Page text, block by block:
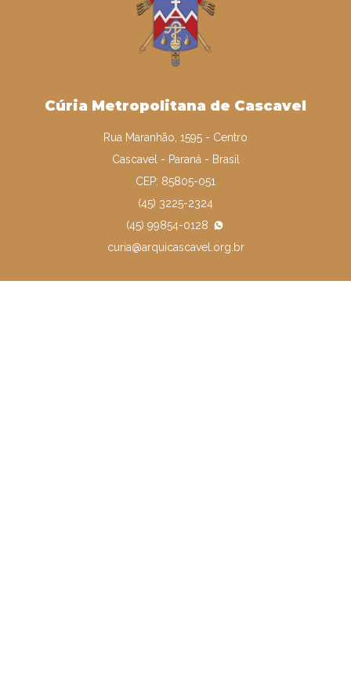
Cúria Metropolitana de Cascavel
Rua Maranhão, 1595 - Centro
Cascavel - Paraná - Brasil
CEP: 85805-051
(45) 3225-2324
(45) 99854-0128
curia@arquicascavel.org.br